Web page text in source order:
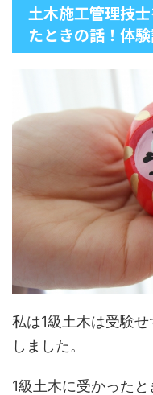
土木施工管理技
たときの話！体
私は1級土木は受験
しました。
1級土木に受かった